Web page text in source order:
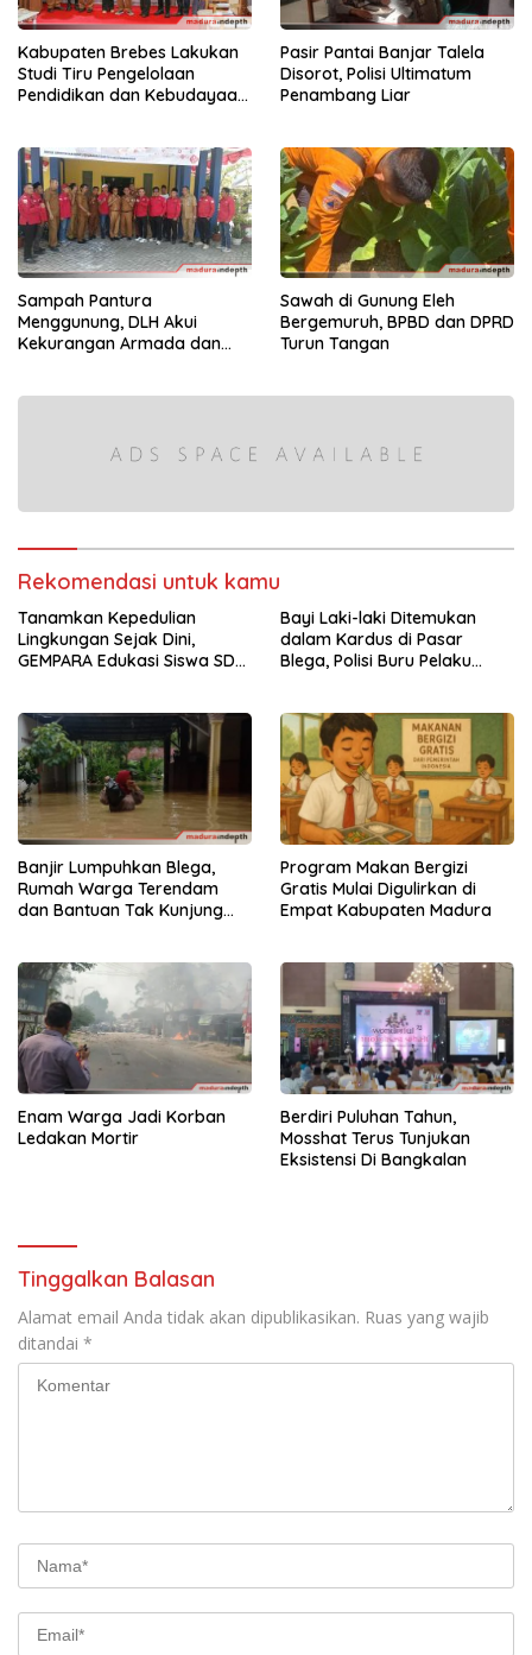
Kabupaten Brebes Lakukan
Studi Tiru Pengelolaan
Pendidikan dan Kebudayaan
Pasir Pantai Banjar Talela
Disorot, Polisi Ultimatum
Penambang Liar
Sampah Pantura
Menggunung, DLH Akui
Kekurangan Armada dan
Sawah di Gunung Eleh
Bergemuruh, BPBD dan DPRD
Turun Tangan
Rekomendasi untuk kamu
Tanamkan Kepedulian
Lingkungan Sejak Dini,
GEMPARA Edukasi Siswa SD
Bayi Laki-laki Ditemukan
dalam Kardus di Pasar
Blega, Polisi Buru Pelaku
Banjir Lumpuhkan Blega,
Rumah Warga Terendam
dan Bantuan Tak Kunjung
Program Makan Bergizi
Gratis Mulai Digulirkan di
Empat Kabupaten Madura
Enam Warga Jadi Korban
Ledakan Mortir
Berdiri Puluhan Tahun,
Mosshat Terus Tunjukan
Eksistensi Di Bangkalan
Tinggalkan Balasan
Alamat email Anda tidak akan dipublikasikan. Ruas yang wajib
ditandai *